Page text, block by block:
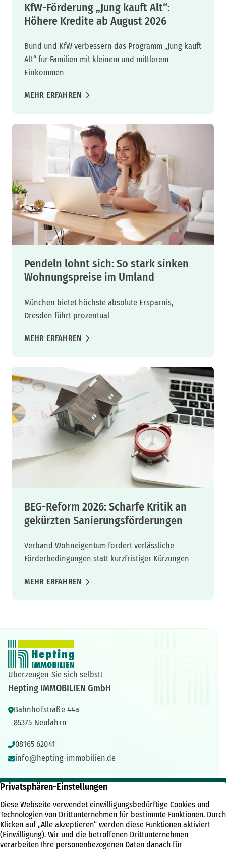
KfW-Förderung „Jung kauft Alt“:
Höhere Kredite ab August 2026
Bund und KfW verbessern das Programm „Jung kauft
Alt“ für Familien mit kleinem und mittlerem
Einkommen
MEHR ERFAHREN
Pendeln lohnt sich: So stark sinken
Wohnungspreise im Umland
München bietet höchste absolute Ersparnis,
Dresden führt prozentual
MEHR ERFAHREN
BEG-Reform 2026: Scharfe Kritik an
gekürzten Sanierungsförderungen
Verband Wohneigentum fordert verlässliche
Förderbedingungen statt kurzfristiger Kürzungen
MEHR ERFAHREN
Überzeugen Sie sich selbst!
Hepting IMMOBILIEN GmbH
Bahnhofstraße 44a
85375 Neufahrn
08165 62041
info@hepting-immobilien.de
IMMOBILIEN
Immobilienangebote
Referenzen
ÜBER UNS
Unternehmen
Kundenbewertungen
RECHTLICHES
Kontakt
Impressum